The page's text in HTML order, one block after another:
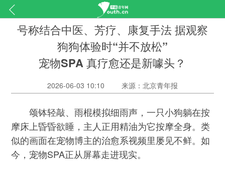
号称结合中医、芳疗、康复手法 据观察
狗狗体验时“并不放松”
宠物SPA 真疗愈还是新噱头？
2026-06-03 10:10 来源：北京青年报
颂钵轻敲、雨棍模拟细雨声，一只小狗躺在按
摩床上昏昏欲睡，主人正用精油为它按摩全身。类
似的画面在宠物博主的治愈系视频里屡见不鲜。如
今，宠物SPA正从屏幕走进现实。